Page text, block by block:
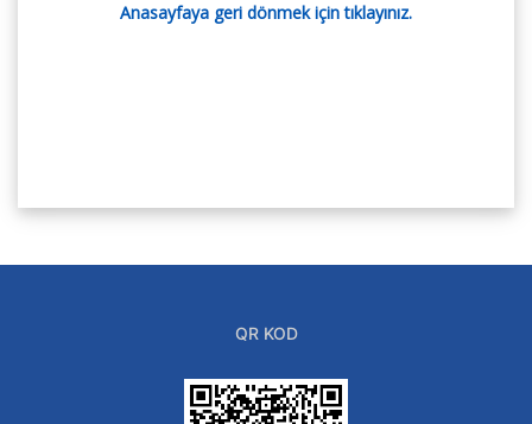
Anasayfaya geri dönmek için tıklayınız.
QR KOD